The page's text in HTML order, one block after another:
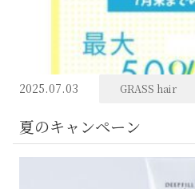
2025.07.03 GRASS hair
夏のキャンペーン